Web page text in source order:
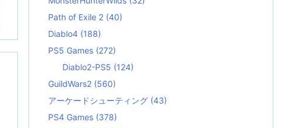
Path of Exile 2 (40)
Diablo4 (188)
PS5 Games (272)
Diablo2-PS5 (124)
GuildWars2 (560)
アーケードシューティング (43)
PS4 Games (378)